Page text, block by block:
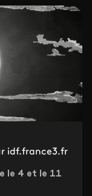
idf.france3.fr
le 4 et le 11